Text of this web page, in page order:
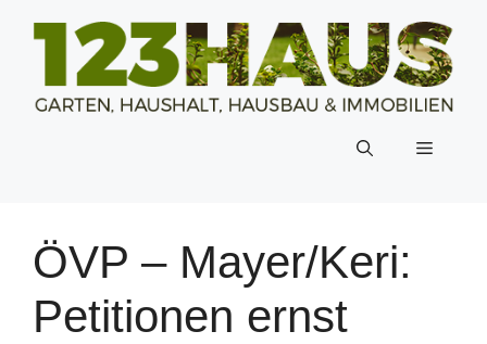
Inhalt
Menü
ÖVP – Mayer/Keri:
Petitionen ernst